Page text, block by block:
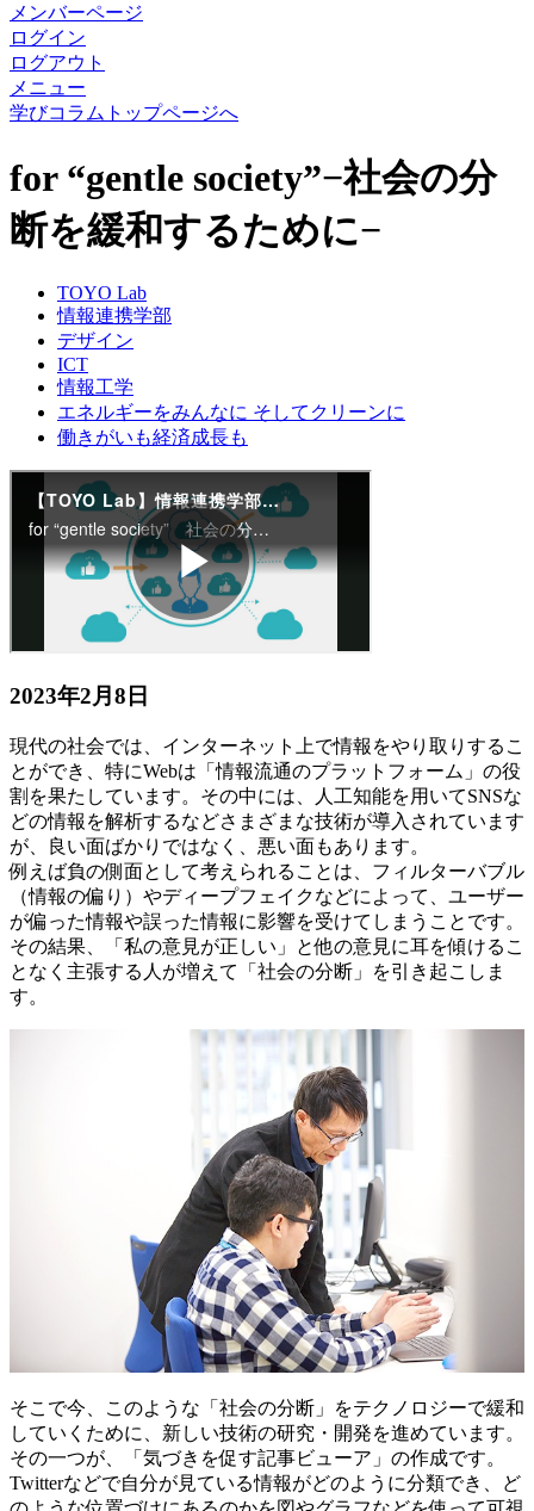
メンバーページ
ログイン
ログアウト
メニュー
学びコラムトップページへ
for “gentle society”−社会の分
断を緩和するために−
TOYO Lab
情報連携学部
デザイン
ICT
情報工学
エネルギーをみんなに そしてクリーンに
働きがいも経済成長も
2023年2月8日
現代の社会では、インターネット上で情報をやり取りするこ
とができ、特にWebは「情報流通のプラットフォーム」の役
割を果たしています。その中には、人工知能を用いてSNSな
どの情報を解析するなどさまざまな技術が導入されています
が、良い面ばかりではなく、悪い面もあります。
例えば負の側面として考えられることは、フィルターバブル
（情報の偏り）やディープフェイクなどによって、ユーザー
が偏った情報や誤った情報に影響を受けてしまうことです。
その結果、「私の意見が正しい」と他の意見に耳を傾けるこ
となく主張する人が増えて「社会の分断」を引き起こしま
す。
そこで今、このような「社会の分断」をテクノロジーで緩和
していくために、新しい技術の研究・開発を進めています。
その一つが、「気づきを促す記事ビューア」の作成です。
Twitterなどで自分が見ている情報がどのように分類でき、ど